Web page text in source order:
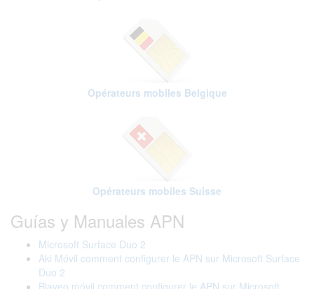
Opérateurs mobiles Belgique
Opérateurs mobiles Suisse
Guías y Manuales APN
Microsoft Surface Duo 2
Aki Móvil comment configurer le APN sur Microsoft Surface
Duo 2
Blaveo móvil comment configurer le APN sur Microsoft